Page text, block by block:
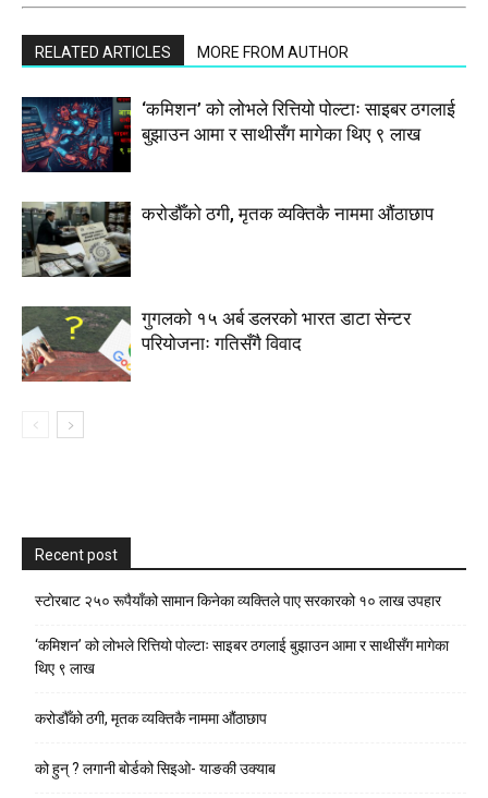
RELATED ARTICLES MORE FROM AUTHOR
‘कमिशन’ को लोभले रित्तियो पोल्टाः साइबर ठगलाई
बुझाउन आमा र साथीसँग मागेका थिए ९ लाख
करोडौँको ठगी, मृतक व्यक्तिकै नाममा औंठाछाप
गुगलको १५ अर्ब डलरको भारत डाटा सेन्टर
परियोजनाः गतिसँगै विवाद
Recent post
स्टाेरबाट २५० रूपैयाँको सामान किनेका व्यक्तिले पाए सरकारको १० लाख उपहार
‘कमिशन’ को लोभले रित्तियो पोल्टाः साइबर ठगलाई बुझाउन आमा र साथीसँग मागेका
थिए ९ लाख
करोडौँको ठगी, मृतक व्यक्तिकै नाममा औंठाछाप
को हुन् ? लगानी बोर्डको सिइओ- याङकी उक्याब